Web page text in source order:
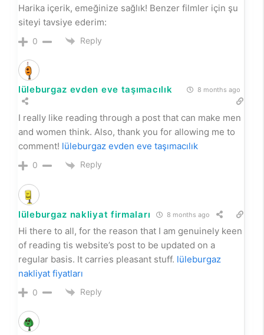
Harika içerik, emeğinize sağlık! Benzer filmler için şu
siteyi tavsiye ederim:
0 Reply
lüleburgaz evden eve taşımacılık 8 months ago
I really like reading through a post that can make men
and women think. Also, thank you for allowing me to
comment! lüleburgaz evden eve taşımacılık
0 Reply
lüleburgaz nakliyat firmaları 8 months ago
Hi there to all, for the reason that I am genuinely keen
of reading tis website’s post to be updated on a
regular basis. It carries pleasant stuff. lüleburgaz
nakliyat fiyatları
0 Reply